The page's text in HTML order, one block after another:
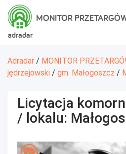
adradar
MONITOR
Adradar / MONITOR
jędrzejowski / gm. Małogoszcz /
Licytacja
/ lokalu: